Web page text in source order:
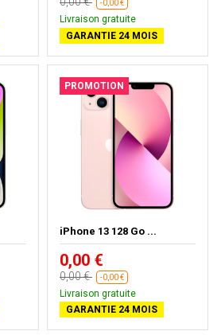
-0,00 €
Livraison gratuite
GARANTIE 24 MOIS
PROMOTION
iPhone 13 128 Go ...
0,00 €
0,00 € -0,00 €
Livraison gratuite
GARANTIE 24 MOIS